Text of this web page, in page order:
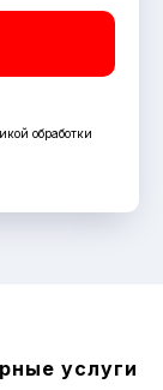
обработки
услуги